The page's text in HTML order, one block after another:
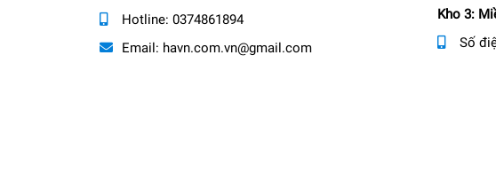
Hotline: 0374861894
Email: havn.com.vn@gmail.com
Kho 3:
Số